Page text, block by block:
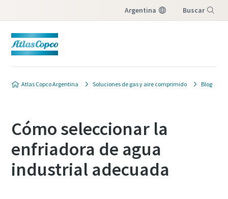
Argentina Buscar
Atlas Copco Argentina Soluciones de gas y aire comprimido Blog
Cómo seleccionar la
enfriadora de agua
industrial adecuada